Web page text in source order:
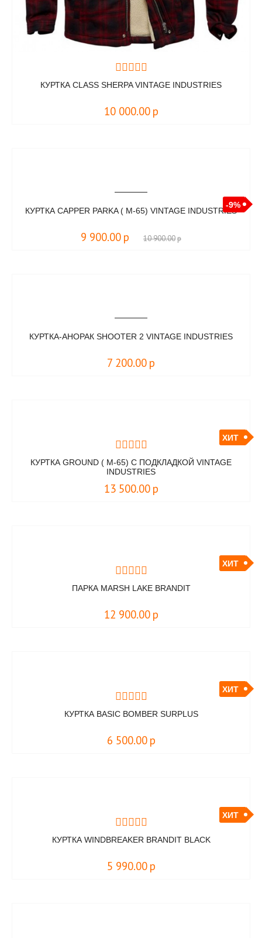
КУРТКА CLASS SHERPA VINTAGE INDUSTRIES
10 000.00 р
-9%
КУРТКА CAPPER PARKA ( M-65) VINTAGE INDUSTRIES
9 900.00 р 10 900.00р
КУРТКА-АНОРАК SHOOTER 2 VINTAGE INDUSTRIES
7 200.00 р
ХИТ
КУРТКА GROUND ( М-65) С ПОДКЛАДКОЙ VINTAGE
INDUSTRIES
13 500.00 р
ХИТ
ПАРКА MARSH LAKE BRANDIT
12 900.00 р
ХИТ
КУРТКА BASIC BOMBER SURPLUS
6 500.00 р
ХИТ
КУРТКА WINDBREAKER BRANDIT BLACK
5 990.00 р